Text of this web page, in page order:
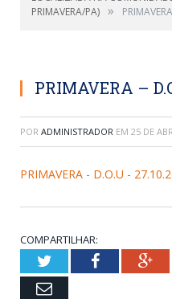
PRIMAVERA/PA) »
PRIMAVERA –
POR ADMINISTRADOR EM 25 DE
PRIMAVERA - D.O.U -
COMPARTILHAR:
TwitterFacebook
Email